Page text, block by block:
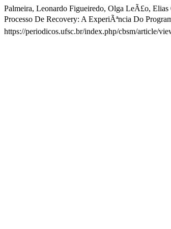
Palmeira, Leonardo Figueiredo, Olga LeÃ£o,
Processo De Recovery: A ExperiÃªncia Do
https://periodicos.ufsc.br/index.php/cbsm/article/